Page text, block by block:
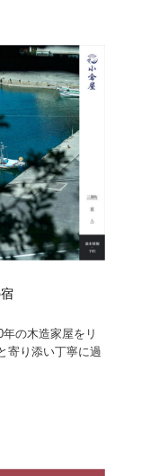
の木造家屋をリ
寄り添い丁寧に過